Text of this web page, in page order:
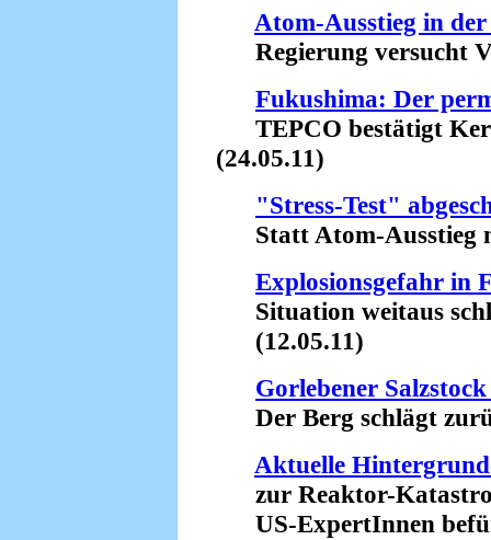
Atom-Ausstieg in der
Regierung versucht
Fukushima: Der
TEPCO bestätigt
(24.05.11)
"Stress-Test"
Statt Atom-Ausstieg
Explosionsgefahr in
Situation weitaus
(12.05.11)
Gorlebener
Der Berg schlägt
Aktuelle
zur Reaktor-
US-ExpertInnen